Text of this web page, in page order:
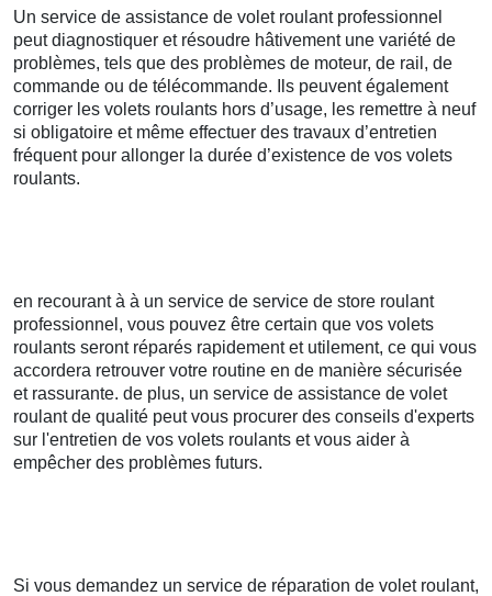
Un service de assistance de volet roulant professionnel
peut diagnostiquer et résoudre hâtivement une variété de
problèmes, tels que des problèmes de moteur, de rail, de
commande ou de télécommande. Ils peuvent également
corriger les volets roulants hors d’usage, les remettre à neuf
si obligatoire et même effectuer des travaux d’entretien
fréquent pour allonger la durée d’existence de vos volets
roulants.
en recourant à à un service de service de store roulant
professionnel, vous pouvez être certain que vos volets
roulants seront réparés rapidement et utilement, ce qui vous
accordera retrouver votre routine en de manière sécurisée
et rassurante. de plus, un service de assistance de volet
roulant de qualité peut vous procurer des conseils d'experts
sur l'entretien de vos volets roulants et vous aider à
empêcher des problèmes futurs.
Si vous demandez un service de réparation de volet roulant,